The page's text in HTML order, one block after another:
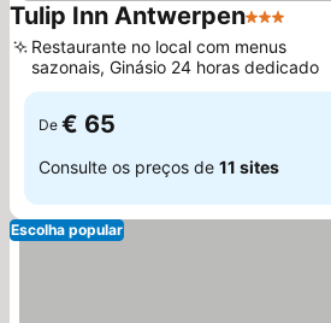
Tulip Inn Antwerpen3 Estrelas
Restaurante no local com menus
sazonais, Ginásio 24 horas dedicado
De € 65
Consulte os preços de 11 sites
Escolha popular